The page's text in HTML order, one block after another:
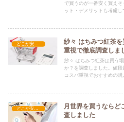
で買うのが一番安く買え
ット・デメリットも考慮し
どこが安い？-お菓子・スイーツ・アイス
紗々 はちみつ紅茶
重視で徹底調査しま
紗々 はちみつ紅茶は買う
か？を調査しました。値
コスパ重視でおすすめの購
どこが安い？-お菓子・スイーツ・アイス
月世界を買うならど
査しました